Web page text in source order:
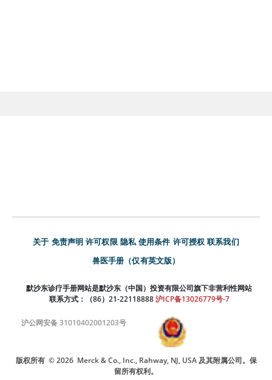
关于 免责声明 许可权限 隐私 使用条件 许可授权 联系我们
兽医手册（仅有英文版）
默沙东诊疗手册网站是默沙东（中国）投资有限公司旗下非营利性网站
联系方式：（86）21-22118888 沪ICP备13026779号-7
沪公网安备 31010402001203号
版权所有 © 2026 Merck & Co., Inc., Rahway, NJ, USA 及其附属公司。保
留所有权利。